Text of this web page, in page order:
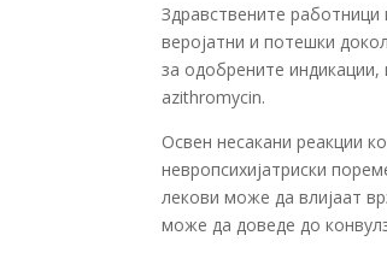
Здравствените
веројатни и потешки
за одобрените
azithromycin.
Освен несакани реакции
невропсихијатриски
лекови може да влијаат
може да доведе до